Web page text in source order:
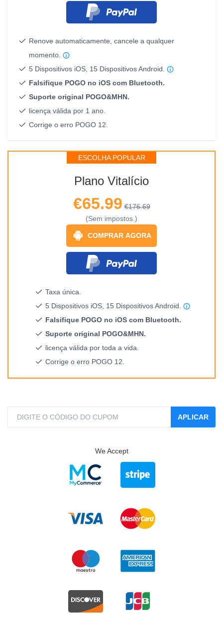
Renove automaticamente, cancele a qualquer
momento.
5 Dispositivos iOS, 15 Dispositivos Android.
Falsifique POGO no iOS com Bluetooth.
Suporte original POGO&MHN.
licença válida por 1 ano.
Corrige o erro POGO 12.
ESCOLHA POPULAR
Plano Vitalício
€65.99 €176.69
(Sem impostos.)
COMPRAR AGORA
Taxa única.
5 Dispositivos iOS, 15 Dispositivos Android.
Falsifique POGO no iOS com Bluetooth.
Suporte original POGO&MHN.
licença válida por toda a vida.
Corrige o erro POGO 12.
APLICAR
We Accept